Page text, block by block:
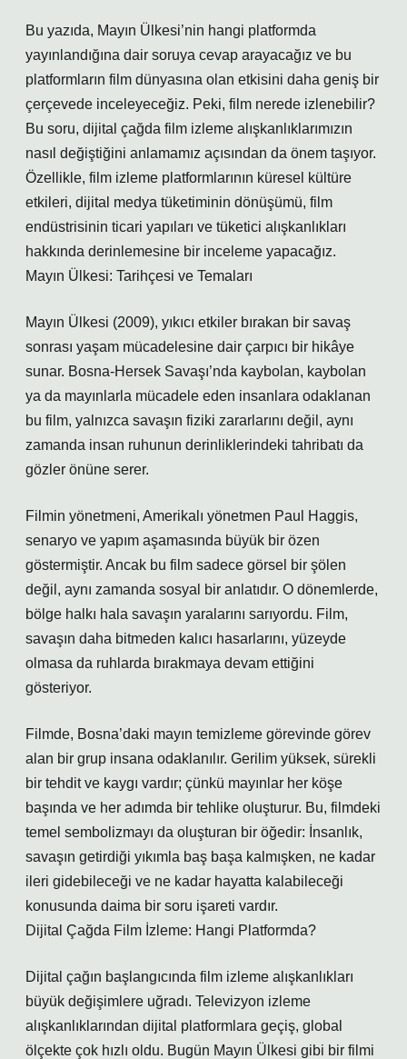
Bu yazıda, Mayın Ülkesi’nin hangi platformda
yayınlandığına dair soruya cevap arayacağız ve bu
platformların film dünyasına olan etkisini daha geniş bir
çerçevede inceleyeceğiz. Peki, film nerede izlenebilir?
Bu soru, dijital çağda film izleme alışkanlıklarımızın
nasıl değiştiğini anlamamız açısından da önem taşıyor.
Özellikle, film izleme platformlarının küresel kültüre
etkileri, dijital medya tüketiminin dönüşümü, film
endüstrisinin ticari yapıları ve tüketici alışkanlıkları
hakkında derinlemesine bir inceleme yapacağız.
Mayın Ülkesi: Tarihçesi ve Temaları
Mayın Ülkesi (2009), yıkıcı etkiler bırakan bir savaş
sonrası yaşam mücadelesine dair çarpıcı bir hikâye
sunar. Bosna-Hersek Savaşı’nda kaybolan, kaybolan
ya da mayınlarla mücadele eden insanlara odaklanan
bu film, yalnızca savaşın fiziki zararlarını değil, aynı
zamanda insan ruhunun derinliklerindeki tahribatı da
gözler önüne serer.
Filmin yönetmeni, Amerikalı yönetmen Paul Haggis,
senaryo ve yapım aşamasında büyük bir özen
göstermiştir. Ancak bu film sadece görsel bir şölen
değil, aynı zamanda sosyal bir anlatıdır. O dönemlerde,
bölge halkı hala savaşın yaralarını sarıyordu. Film,
savaşın daha bitmeden kalıcı hasarlarını, yüzeyde
olmasa da ruhlarda bırakmaya devam ettiğini
gösteriyor.
Filmde, Bosna’daki mayın temizleme görevinde görev
alan bir grup insana odaklanılır. Gerilim yüksek, sürekli
bir tehdit ve kaygı vardır; çünkü mayınlar her köşe
başında ve her adımda bir tehlike oluşturur. Bu, filmdeki
temel sembolizmayı da oluşturan bir öğedir: İnsanlık,
savaşın getirdiği yıkımla baş başa kalmışken, ne kadar
ileri gidebileceği ve ne kadar hayatta kalabileceği
konusunda daima bir soru işareti vardır.
Dijital Çağda Film İzleme: Hangi Platformda?
Dijital çağın başlangıcında film izleme alışkanlıkları
büyük değişimlere uğradı. Televizyon izleme
alışkanlıklarından dijital platformlara geçiş, global
ölçekte çok hızlı oldu. Bugün Mayın Ülkesi gibi bir filmi